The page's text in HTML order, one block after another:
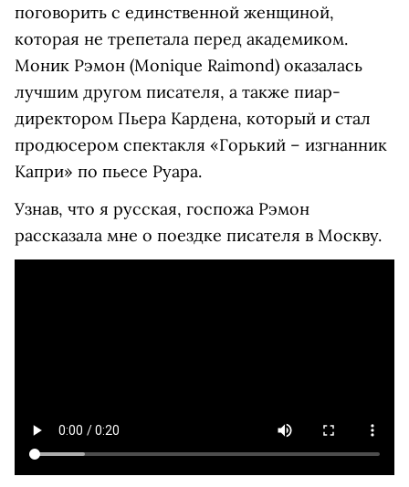
поговорить с единственной женщиной,
которая не трепетала перед академиком.
Моник Рэмон (Monique Raimond) оказалась
лучшим другом писателя, а также пиар-
директором Пьера Кардена, который и стал
продюсером спектакля «Горький – изгнанник
Капри» по пьесе Руара.
Узнав, что я русская, госпожа Рэмон
рассказала мне о поездке писателя в Москву.